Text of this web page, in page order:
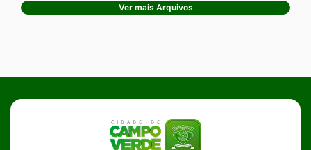
Ver mais Arquivos